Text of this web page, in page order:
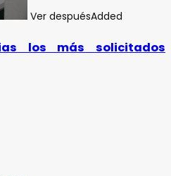
Ver despuésAdded
los más solicitados